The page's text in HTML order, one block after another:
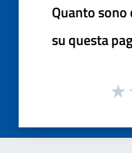
Quanto
su questa